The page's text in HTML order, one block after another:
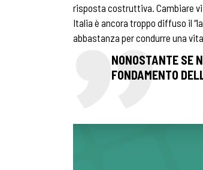
risposta costruttiva. Cambiare
Italia è ancora troppo diffuso il
abbastanza per condurre una
NONOSTANTE SE
FONDAMENTO